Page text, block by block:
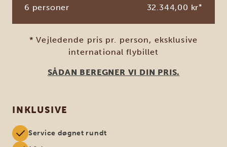
6 personer 32.344,00 kr*
* Vejledende pris pr. person, eksklusive
international flybillet
SÅDAN BEREGNER VI DIN PRIS.
INKLUSIVE
Service døgnet rundt